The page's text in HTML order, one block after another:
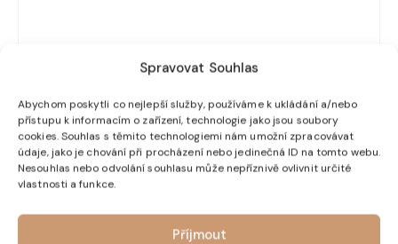
Spravovat Souhlas
Abychom poskytli co nejlepší služby, používáme k ukládání a/nebo
přístupu k informacím o zařízení, technologie jako jsou soubory
cookies. Souhlas s těmito technologiemi nám umožní zpracovávat
údaje, jako je chování při procházení nebo jedinečná ID na tomto webu.
Nesouhlas nebo odvolání souhlasu může nepříznivě ovlivnit určité
vlastnosti a funkce.
Příjmout